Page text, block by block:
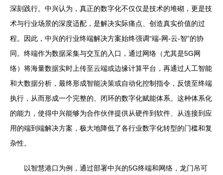
深刻践行。中兴认为，真正的数字化不仅仅是技术的堆砌，更是技
术与行业场景的深度适配，是解决实际痛点、创造真实价值的过
程。因此，中兴的行业终端解决方案始终强调“端-网-云-智”的协
同。终端作为数据采集与交互的入口，通过网络（尤其是5G网
络）将海量数据实时上传至云端或边缘计算平台，再通过人工智能
和大数据分析，最终形成智能决策或自动化控制指令，反馈至终端
执行，从而形成一个完整的、闭环的数字化赋能体系。这种体系化
的能力，使得中兴能够为合作伙伴提供从硬件到软件、从连接到应
用的端到端解决方案，极大地降低了各行业数字化转型的门槛和复
杂性。
以智慧港口为例，通过部署中兴的5G终端和网络，龙门吊可